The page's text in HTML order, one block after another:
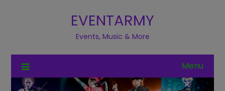
EVENTARMY
Events, Music & More
Menu